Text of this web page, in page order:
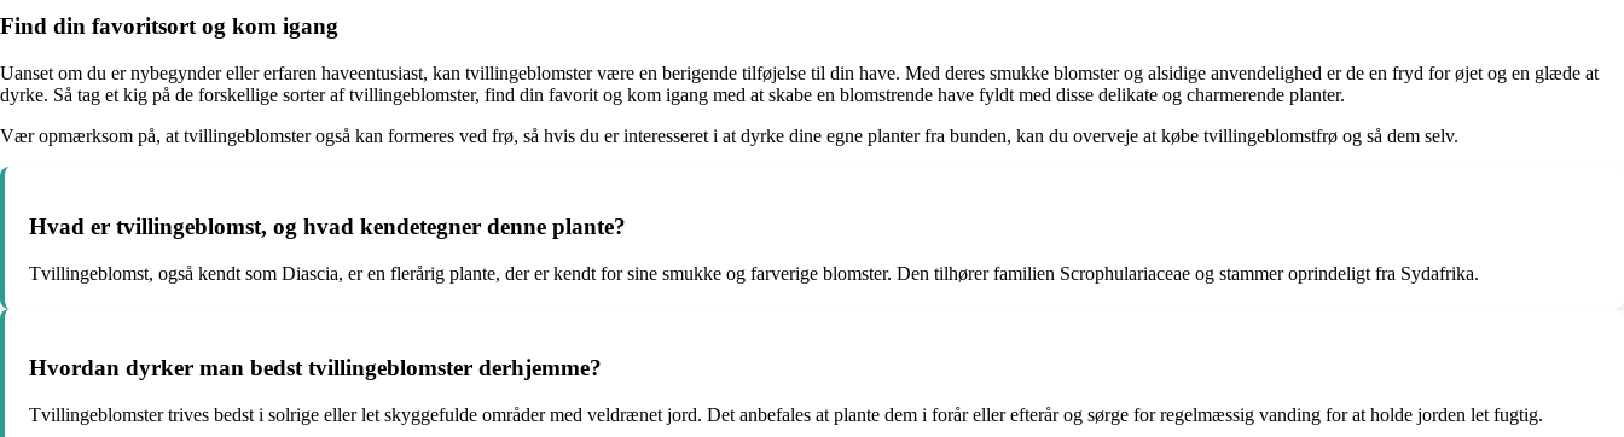
Find din favoritsort og kom igang
Uanset om du er nybegynder eller erfaren haveentusiast, kan tvillingeblomster være en berigende tilføjelse til din have. Med deres smukke blomster og alsidige anvendelighed er de en fryd for øjet og en glæde at
dyrke. Så tag et kig på de forskellige sorter af tvillingeblomster, find din favorit og kom igang med at skabe en blomstrende have fyldt med disse delikate og charmerende planter.
Vær opmærksom på, at tvillingeblomster også kan formeres ved frø, så hvis du er interesseret i at dyrke dine egne planter fra bunden, kan du overveje at købe tvillingeblomstfrø og så dem selv.
Hvad er tvillingeblomst, og hvad kendetegner denne plante?
Tvillingeblomst, også kendt som Diascia, er en flerårig plante, der er kendt for sine smukke og farverige blomster. Den tilhører familien Scrophulariaceae og stammer oprindeligt fra Sydafrika.
Hvordan dyrker man bedst tvillingeblomster derhjemme?
Tvillingeblomster trives bedst i solrige eller let skyggefulde områder med veldrænet jord. Det anbefales at plante dem i forår eller efterår og sørge for regelmæssig vanding for at holde jorden let fugtig.